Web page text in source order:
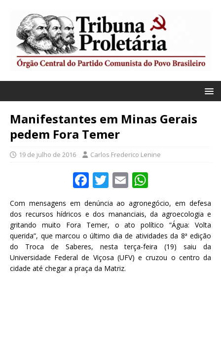
Manifestantes em Minas Gerais
pedem Fora Temer
19 de julho de 2016 Carlos Frederico Lenine
F
a
c
e
b
o
o
T
w
it
te
r
E
m
ai
l
h
at
s
A
p
Com mensagens em denúncia ao agronegócio, em defesa
dos recursos hídricos e dos mananciais, da agroecologia e
gritando muito Fora Temer, o ato político “Água: Volta
querida”, que marcou o último dia de atividades da 8ª edição
do Troca de Saberes, nesta terça-feira (19) saiu da
Universidade Federal de Viçosa (UFV) e cruzou o centro da
cidade até chegar a praça da Matriz.